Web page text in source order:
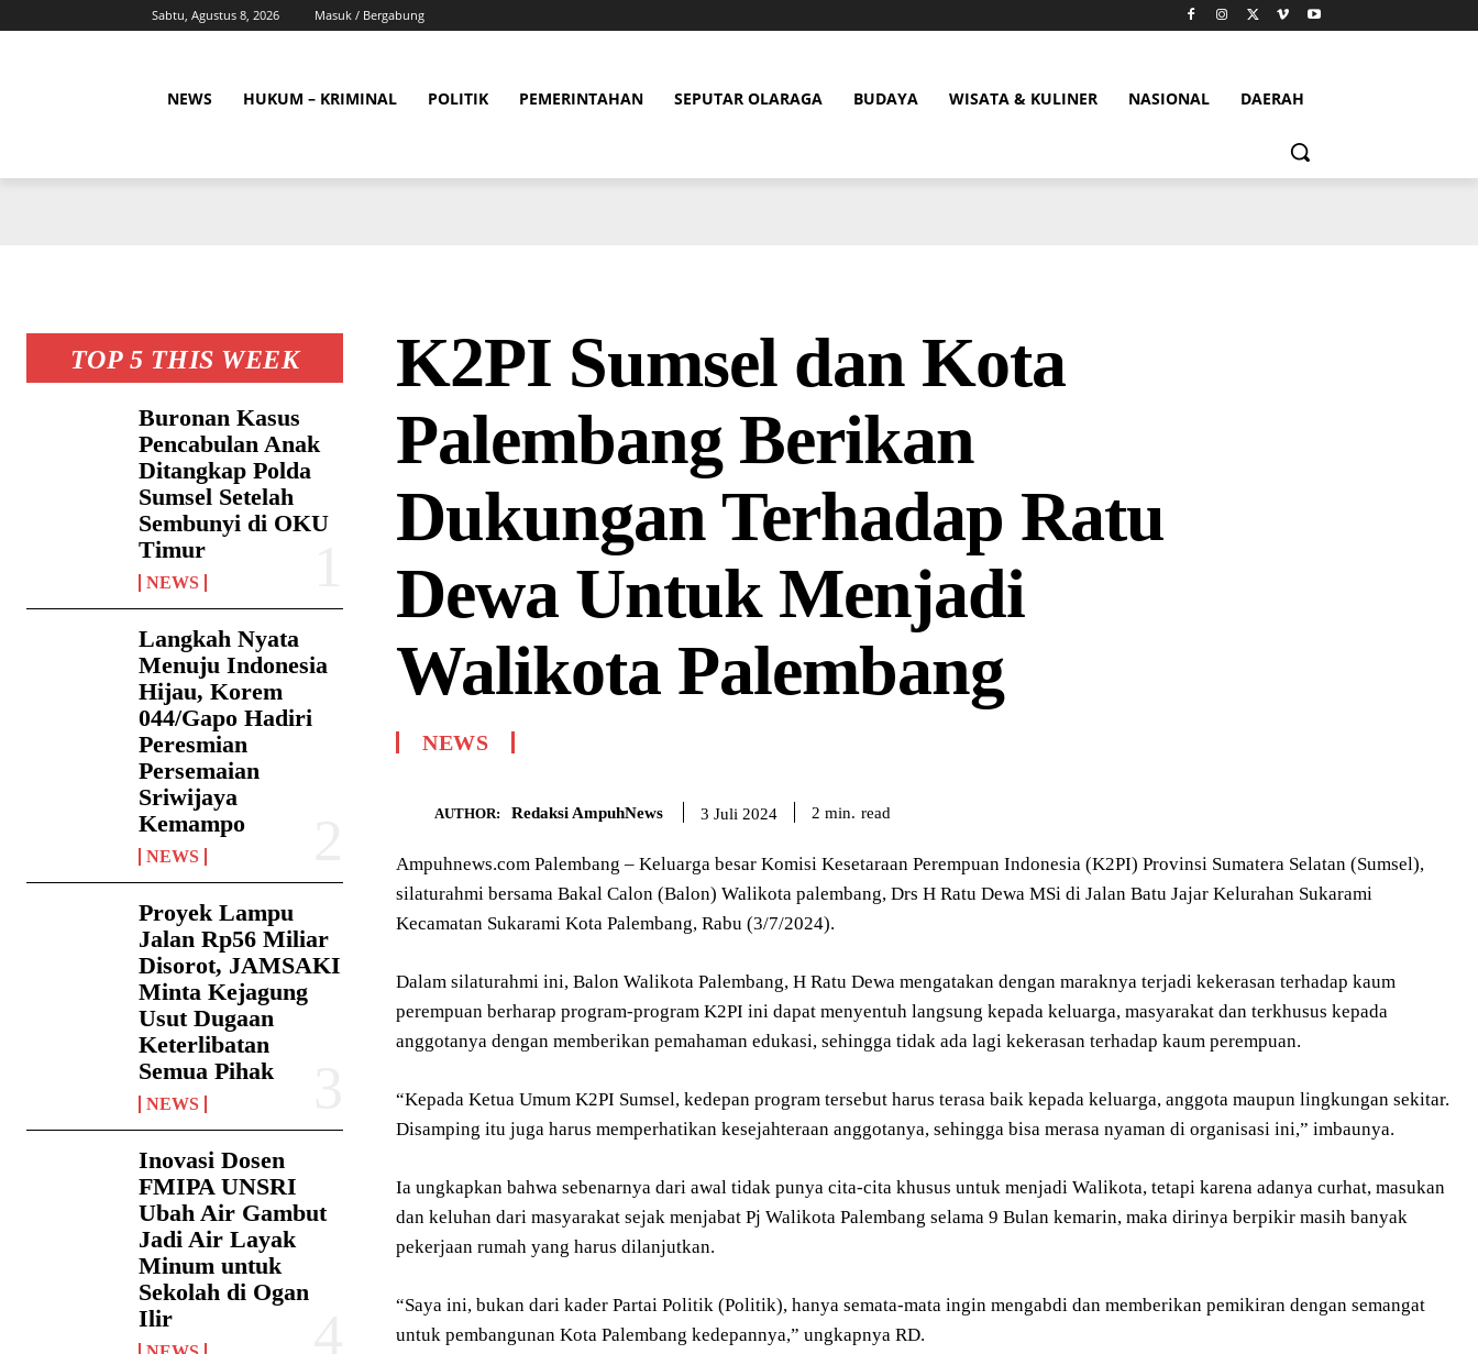
Sabtu, Agustus 8, 2026 Masuk / Bergabung
NEWS HUKUM – KRIMINAL POLITIK PEMERINTAHAN SEPUTAR OLARAGA BUDAYA WISATA & KULINER NASIONAL DAERAH
TOP 5 THIS WEEK
Buronan Kasus
Pencabulan Anak
Ditangkap Polda
Sumsel Setelah
Sembunyi di OKU
Timur
NEWS
Langkah Nyata
Menuju Indonesia
Hijau, Korem
044/Gapo Hadiri
Peresmian
Persemaian
Sriwijaya
Kemampo
NEWS
Proyek Lampu
Jalan Rp56 Miliar
Disorot, JAMSAKI
Minta Kejagung
Usut Dugaan
Keterlibatan
Semua Pihak
NEWS
Inovasi Dosen
FMIPA UNSRI
Ubah Air Gambut
Jadi Air Layak
Minum untuk
Sekolah di Ogan
Ilir
K2PI Sumsel dan Kota
Palembang Berikan
Dukungan Terhadap Ratu
Dewa Untuk Menjadi
Walikota Palembang
NEWS
AUTHOR: Redaksi AmpuhNews 3 Juli 2024 2 min. read
Ampuhnews.com Palembang – Keluarga besar Komisi Kesetaraan Perempuan Indonesia (K2PI) Provinsi Sumatera Selatan (Sumsel),
silaturahmi bersama Bakal Calon (Balon) Walikota palembang, Drs H Ratu Dewa MSi di Jalan Batu Jajar Kelurahan Sukarami
Kecamatan Sukarami Kota Palembang, Rabu (3/7/2024).
Dalam silaturahmi ini, Balon Walikota Palembang, H Ratu Dewa mengatakan dengan maraknya terjadi kekerasan terhadap kaum
perempuan berharap program-program K2PI ini dapat menyentuh langsung kepada keluarga, masyarakat dan terkhusus kepada
anggotanya dengan memberikan pemahaman edukasi, sehingga tidak ada lagi kekerasan terhadap kaum perempuan.
“Kepada Ketua Umum K2PI Sumsel, kedepan program tersebut harus terasa baik kepada keluarga, anggota maupun lingkungan sekitar.
Disamping itu juga harus memperhatikan kesejahteraan anggotanya, sehingga bisa merasa nyaman di organisasi ini,” imbaunya.
Ia ungkapkan bahwa sebenarnya dari awal tidak punya cita-cita khusus untuk menjadi Walikota, tetapi karena adanya curhat, masukan
dan keluhan dari masyarakat sejak menjabat Pj Walikota Palembang selama 9 Bulan kemarin, maka dirinya berpikir masih banyak
pekerjaan rumah yang harus dilanjutkan.
“Saya ini, bukan dari kader Partai Politik (Politik), hanya semata-mata ingin mengabdi dan memberikan pemikiran dengan semangat
untuk pembangunan Kota Palembang kedepannya,” ungkapnya RD.